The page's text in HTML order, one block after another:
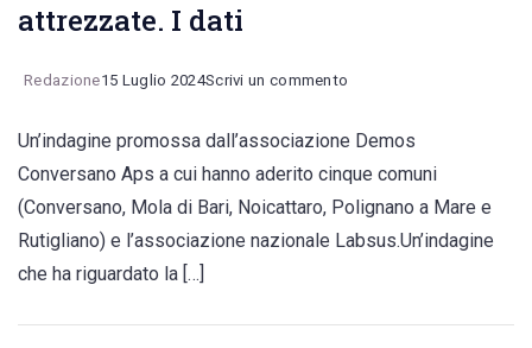
attrezzate. I dati
Redazione15 Luglio 2024Scrivi un commento
nel
nostro
territorio:
nel
Un’indagine promossa dall’associazione Demos
Conversano Aps a cui hanno aderito cinque comuni
(Conversano, Mola di Bari, Noicattaro, Polignano a Mare e
Rutigliano) e l’associazione nazionale Labsus.Un’indagine
che ha riguardato la […]